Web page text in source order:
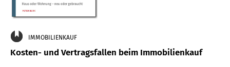
IMMOBILIENKAUF
Kosten- und Vertragsfallen beim Immobilienkauf